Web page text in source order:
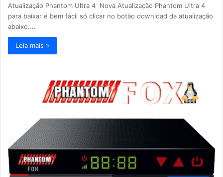
Atualização Phantom Ultra 4 Nova Atualização Phantom Ultra 4
para baixar é bem fácil só clicar no botão download da atualização
abaixo.…
Leia mais »